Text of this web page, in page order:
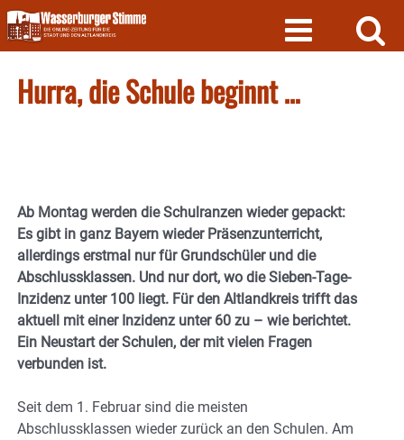
Skip
to
content
Hurra, die Schule beginnt …
Ab Montag werden die Schulranzen wieder gepackt:
Es gibt in ganz Bayern wieder Präsenzunterricht,
allerdings erstmal nur für Grundschüler und die
Abschlussklassen. Und nur dort, wo die Sieben-Tage-
Inzidenz unter 100 liegt. Für den Altlandkreis trifft das
aktuell mit einer Inzidenz unter 60 zu – wie berichtet.
Ein Neustart der Schulen, der mit vielen Fragen
verbunden ist.
Seit dem 1. Februar sind die meisten
Abschlussklassen wieder zurück an den Schulen. Am